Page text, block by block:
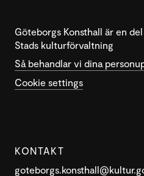
Göteborgs Konsthall är en
Stads kulturförvaltning
Så behandlar vi dina
Cookie settings
KONTAKT